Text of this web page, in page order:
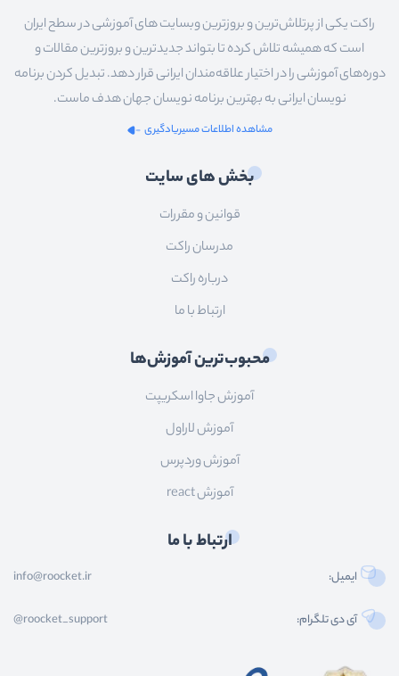
شبکه
سخت_افزار
عمومی
راکت یکی از پرتلاش‌ترین و بروزترین وبسایت های آموزشی در سطح ایران
است که همیشه تلاش کرده تا بتواند جدیدترین و بروزترین مقالات و
دوره‌های آموزشی را در اختیار علاقه‌مندان ایرانی قرار دهد. تبدیل کردن برنامه
نویسان ایرانی به بهترین برنامه نویسان جهان هدف ماست.
مشاهده اطلاعات مسیریادگیری
بخش های سایت
قوانین و مقررات
مدرسان راکت
درباره راکت
ارتباط با ما
محبوب‌ترین آموزش‌ها
آموزش جاوا اسکریپت
آموزش لاراول
آموزش وردپرس
آموزش react
ارتباط با ما
ایمیل: info@roocket.ir
آی دی تلگرام: @roocket_support